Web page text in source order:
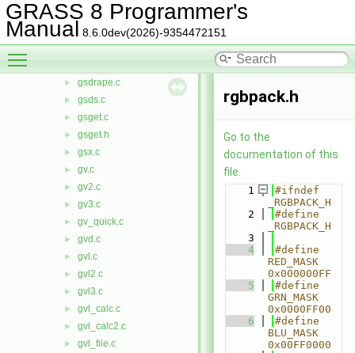
GRASS 8 Programmer's
Manual 8.6.0dev(2026)-9354472151
► gsd_surf.c
► gsd_views.c
► gsd_wire.c
► gsdrape.c
► gsds.c
► gsget.c
► gsget.h
► gsx.c
► gv.c
► gv2.c
► gv3.c
► gv_quick.c
► gvd.c
► gvl.c
► gvl2.c
► gvl3.c
► gvl_calc.c
► gvl_calc2.c
► gvl_file.c
rgbpack.h
Go to the
documentation of this
file.
    1
#ifndef
_RGBPACK_H
    2
#define
_RGBPACK_H
    3
    4
#define
RED_MASK
0x000000FF
    5
#define
GRN_MASK
0x0000FF00
    6
#define
BLU_MASK
0x00FF0000